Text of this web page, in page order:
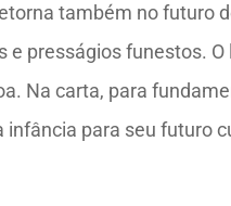
também no futuro
e presságios funestos.
Na carta, para
para seu futuro